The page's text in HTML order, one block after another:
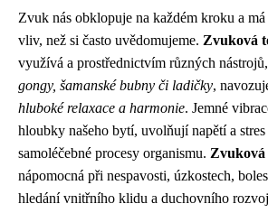
Zvuk nás obklopuje na každém kroku a
vliv, než si často uvědomujeme. Zvuková
využívá a prostřednictvím různých
gongy, šamanské bubny či ladičky,
hluboké relaxace a harmonie. Jemné
hloubky našeho bytí, uvolňují napětí a
samoléčebné procesy organismu. Zvuková
nápomocná při nespavosti, úzkostech,
hledání vnitřního klidu a duchovního